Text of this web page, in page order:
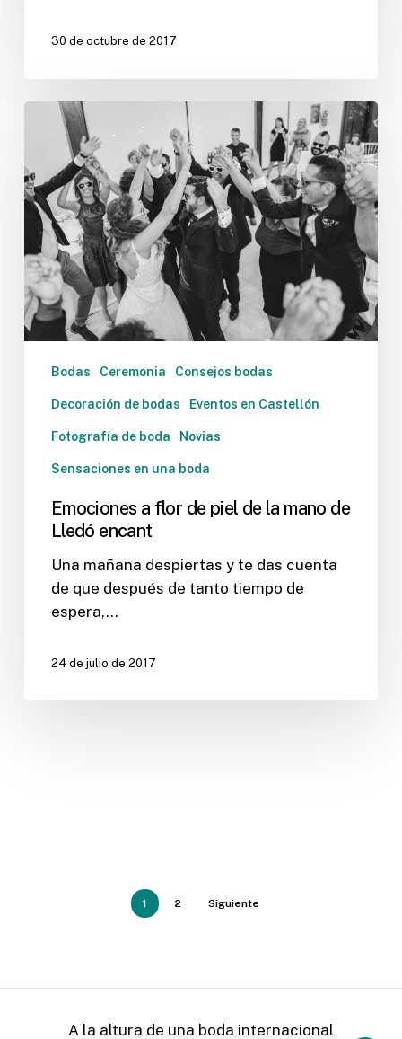
30 de octubre de 2017
Emociones
de
piel
de
la
mano
de
Lledó
encant
Bodas Ceremonia Consejos bodas
Decoración de bodas Eventos en Castellón
Fotografía de boda Novias
Sensaciones en una boda
Emociones a flor de piel de la mano de
Lledó encant
Una mañana despiertas y te das cuenta
de que después de tanto tiempo de
espera,…
24 de julio de 2017
1 2 Siguiente
A la altura de una boda internacional